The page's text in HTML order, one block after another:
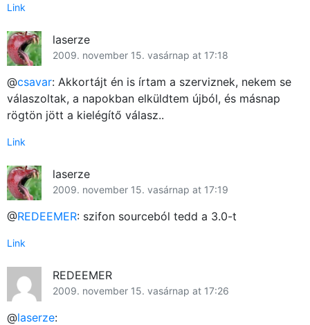
Link
laserze
2009. november 15. vasárnap at 17:18
@csavar: Akkortájt én is írtam a szerviznek, nekem se
válaszoltak, a napokban elküldtem újból, és másnap
rögtön jött a kielégítő válasz..
Link
laserze
2009. november 15. vasárnap at 17:19
@REDEEMER: szifon sourceból tedd a 3.0-t
Link
REDEEMER
2009. november 15. vasárnap at 17:26
@laserze: